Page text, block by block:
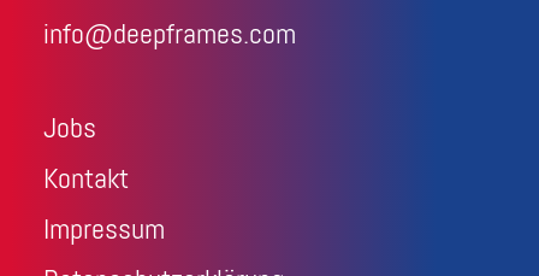
info@deepframes.com
Jobs
Kontakt
Impressum